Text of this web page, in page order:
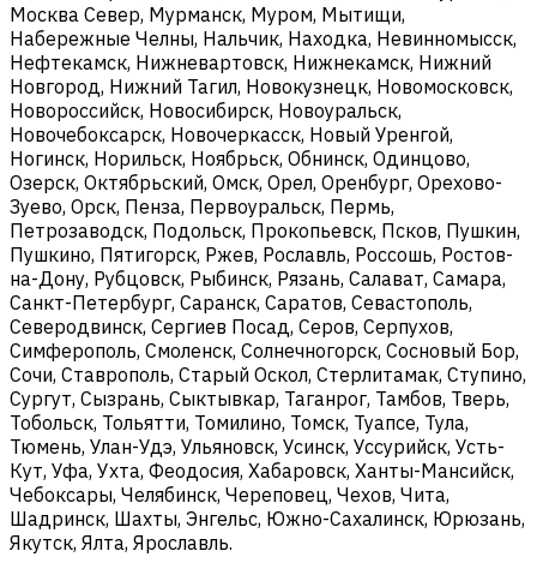
Москва Север, Мурманск, Муром, Мытищи,
Набережные Челны, Нальчик, Находка, Невинномысск,
Нефтекамск, Нижневартовск, Нижнекамск, Нижний
Новгород, Нижний Тагил, Новокузнецк, Новомосковск,
Новороссийск, Новосибирск, Новоуральск,
Новочебоксарск, Новочеркасск, Новый Уренгой,
Ногинск, Норильск, Ноябрьск, Обнинск, Одинцово,
Озерск, Октябрьский, Омск, Орел, Оренбург, Орехово-
Зуево, Орск, Пенза, Первоуральск, Пермь,
Петрозаводск, Подольск, Прокопьевск, Псков, Пушкин,
Пушкино, Пятигорск, Ржев, Рославль, Россошь, Ростов-
на-Дону, Рубцовск, Рыбинск, Рязань, Салават, Самара,
Санкт-Петербург, Саранск, Саратов, Севастополь,
Северодвинск, Сергиев Посад, Серов, Серпухов,
Симферополь, Смоленск, Солнечногорск, Сосновый Бор,
Сочи, Ставрополь, Старый Оскол, Стерлитамак, Ступино,
Сургут, Сызрань, Сыктывкар, Таганрог, Тамбов, Тверь,
Тобольск, Тольятти, Томилино, Томск, Туапсе, Тула,
Тюмень, Улан-Удэ, Ульяновск, Усинск, Уссурийск, Усть-
Кут, Уфа, Ухта, Феодосия, Хабаровск, Ханты-Мансийск,
Чебоксары, Челябинск, Череповец, Чехов, Чита,
Шадринск, Шахты, Энгельс, Южно-Сахалинск, Юрюзань,
Якутск, Ялта, Ярославль.